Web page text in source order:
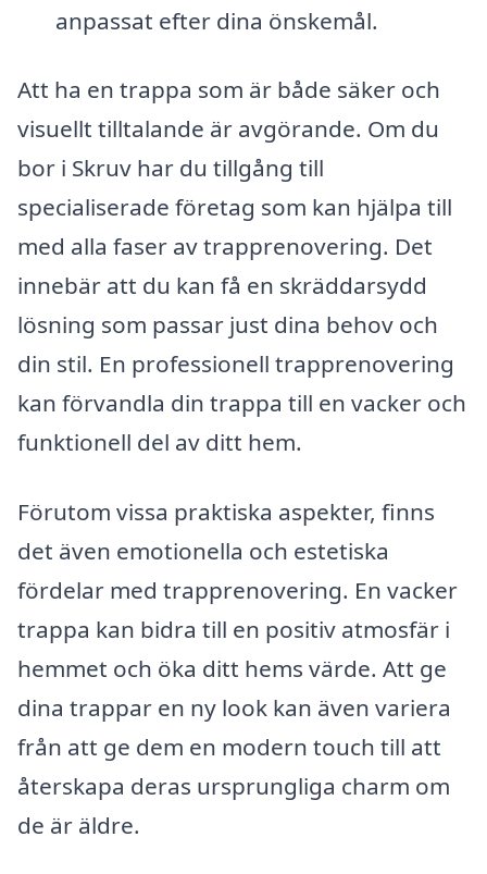
anpassat efter dina önskemål.
Att ha en trappa som är både säker och
visuellt tilltalande är avgörande. Om du
bor i Skruv har du tillgång till
specialiserade företag som kan hjälpa till
med alla faser av trapprenovering. Det
innebär att du kan få en skräddarsydd
lösning som passar just dina behov och
din stil. En professionell trapprenovering
kan förvandla din trappa till en vacker och
funktionell del av ditt hem.
Förutom vissa praktiska aspekter, finns
det även emotionella och estetiska
fördelar med trapprenovering. En vacker
trappa kan bidra till en positiv atmosfär i
hemmet och öka ditt hems värde. Att ge
dina trappar en ny look kan även variera
från att ge dem en modern touch till att
återskapa deras ursprungliga charm om
de är äldre.